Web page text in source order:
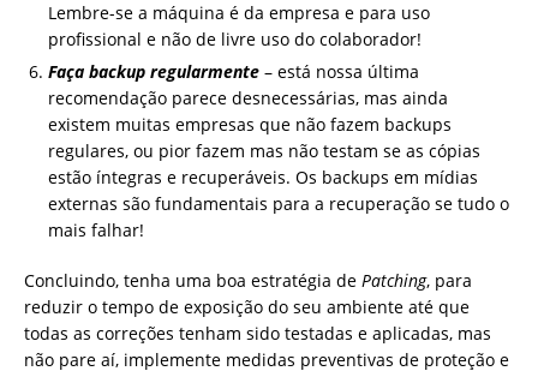
Lembre-se a máquina é da empresa e para uso
profissional e não de livre uso do colaborador!
Faça backup regularmente – está nossa última
recomendação parece desnecessárias, mas ainda
existem muitas empresas que não fazem backups
regulares, ou pior fazem mas não testam se as cópias
estão íntegras e recuperáveis. Os backups em mídias
externas são fundamentais para a recuperação se tudo o
mais falhar!
Concluindo, tenha uma boa estratégia de Patching, para
reduzir o tempo de exposição do seu ambiente até que
todas as correções tenham sido testadas e aplicadas, mas
não pare aí, implemente medidas preventivas de proteção e